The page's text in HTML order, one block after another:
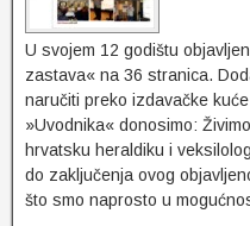
U svojem 12 godištu
zastava« na 36 stranica.
naručiti preko izdavačke
»Uvodnika« donosimo:
hrvatsku heraldiku i
do zaključenja ovog
što smo naprosto u